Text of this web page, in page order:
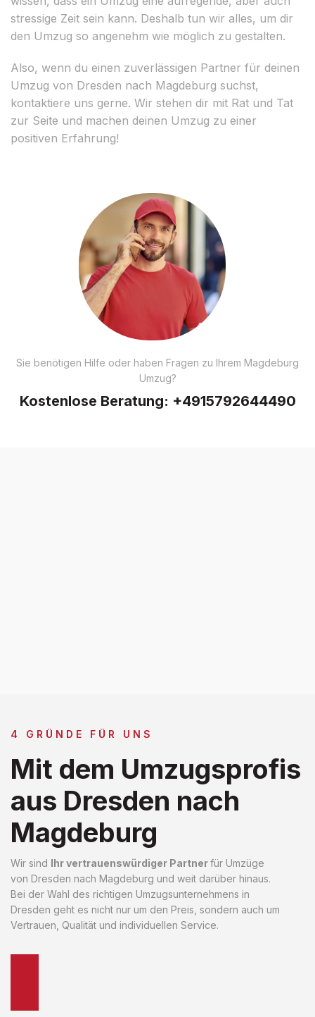
stressige Zeit sein kann. Deshalb tun wir alles, um dir
den Umzug so angenehm wie möglich zu gestalten.
Also, wenn du einen zuverlässigen Partner für deinen
Umzug von Dresden nach Magdeburg suchst,
kontaktiere uns gerne. Wir stehen dir mit Rat und Tat
zur Seite und machen deinen Umzug zu einer
positiven Erfahrung!
Sie benötigen Hilfe oder haben Fragen zu Ihrem Magdeburg
Umzug?
Kostenlose Beratung: +4915792644490
4 GRÜNDE FÜR UNS
Mit dem Umzugsprofis
aus Dresden nach
Magdeburg
Wir sind Ihr vertrauenswürdiger Partnerfür Umzüge
von Dresden nach Magdeburg und weit darüber hinaus.
Bei der Wahl des richtigen Umzugsunternehmens in
Dresden geht es nicht nur um den Preis, sondern auch um
Vertrauen, Qualität und individuellen Service.